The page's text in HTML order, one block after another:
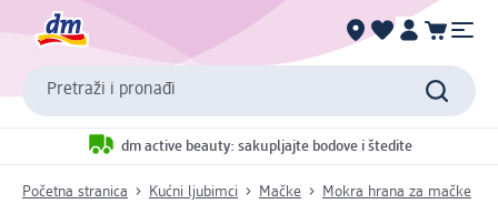
Pretraži i pronađi
dm active beauty: sakupljajte bodove i štedite
Početna stranica Kućni ljubimci Mačke Mokra hrana za mačke